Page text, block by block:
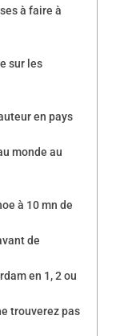
à faire à
sur les
en pays
monde au
à 10 mn de
de
en 1, 2 ou
trouverez pas